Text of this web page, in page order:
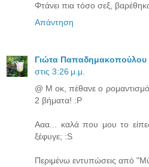
Φτάνει πια τόσο σεξ,
Απάντηση
Γιώτα Παπαδημακοπούλου
στις 3:26 μ.μ.
@ Μ οκ, πέθανε ο
2 βήματα! :P
Ααα... καλά που μου το
ξέφυγε; :S
Περιμένω εντυπώσεις από